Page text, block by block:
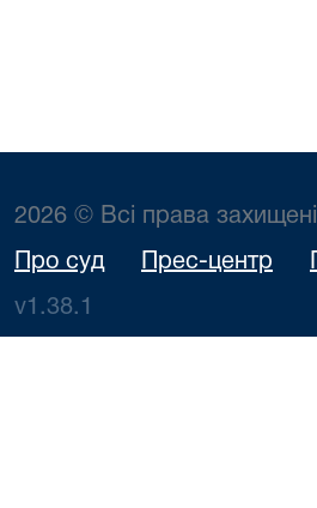
2026 © Всі права захищені
Про суд Прес-центр
v1.38.1